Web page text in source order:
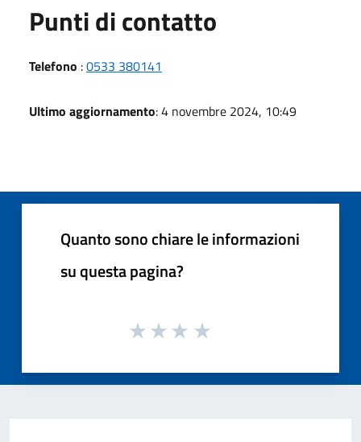
Punti di contatto
Telefono :0533 380141
Ultimo aggiornamento: 4 novembre 2024, 10:49
Quanto sono chiare le informazioni
su questa pagina?